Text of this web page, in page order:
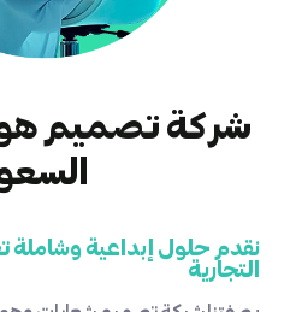
تصميم
حلول إبداعية وشاملة تعزز